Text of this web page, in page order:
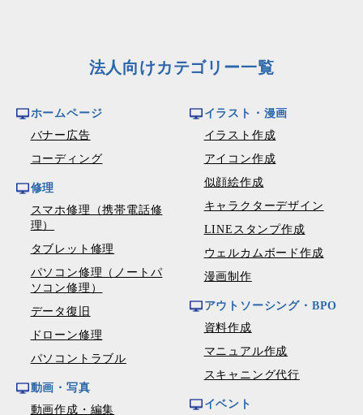
法人向けカテゴリー一覧
ホームページ
バナー広告
コーディング
修理
スマホ修理（携帯電話修
理）
タブレット修理
パソコン修理（ノートパ
ソコン修理）
データ復旧
ドローン修理
パソコントラブル
動画・写真
動画作成・編集
イラスト・漫画
イラスト作成
アイコン作成
似顔絵作成
キャラクターデザイン
LINEスタンプ作成
ウェルカムボード作成
漫画制作
アウトソーシング・BPO
資料作成
マニュアル作成
スキャニング代行
イベント